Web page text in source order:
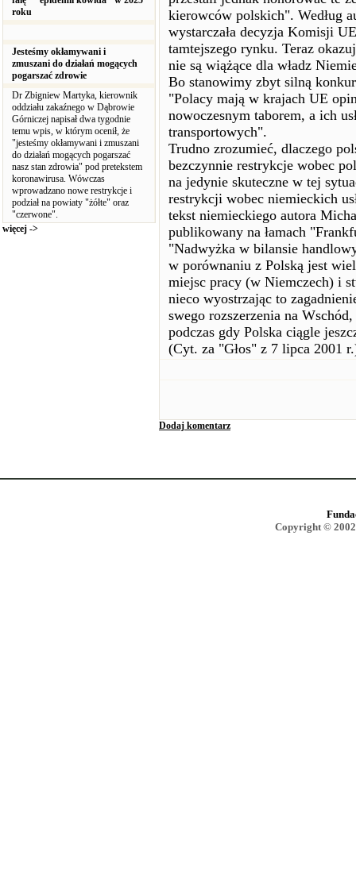
roku
Jesteśmy okłamywani i
zmuszani do działań mogących
pogarszać zdrowie
Dr Zbigniew Martyka, kierownik
oddziału zakaźnego w Dąbrowie
Górniczej napisał dwa tygodnie
temu wpis, w którym ocenił, że
"jesteśmy okłamywani i zmuszani
do działań mogących pogarszać
nasz stan zdrowia" pod pretekstem
koronawirusa. Wówczas
wprowadzano nowe restrykcje i
podział na powiaty "żółte" oraz
"czerwone".
więcej ->
kierowców polskich". Według
wystarczała decyzja Komisji
tamtejszego rynku. Teraz
nie są wiążące dla władz
Bo stanowimy zbyt silną
"Polacy mają w krajach UE
nowoczesnym taborem, a ich
transportowych".
Trudno zrozumieć, dlaczego
bezczynnie restrykcje wobec
na jedynie skuteczne w tej
restrykcji wobec niemieckich
tekst niemieckiego autora
publikowany na łamach
"Nadwyżka w bilansie
w porównaniu z Polską jest
miejsc pracy (w Niemczech) i
nieco wyostrzając to
swego rozszerzenia na
podczas gdy Polska ciągle
(Cyt. za "Głos" z 7 lipca 2001
Dodaj komentarz
Copyright ©